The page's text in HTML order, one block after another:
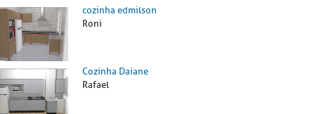
cozinha edmilson
Roni
Cozinha Daiane
Rafael